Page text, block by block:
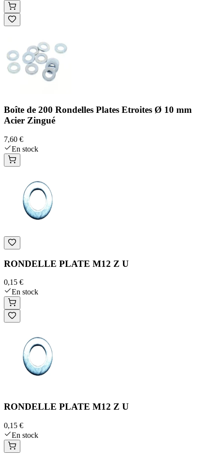
Boîte de 200 Rondelles Plates Etroites Ø 10 mm
Acier Zingué
7,60 €
En stock
RONDELLE PLATE M12 Z U
0,15 €
En stock
RONDELLE PLATE M12 Z U
0,15 €
En stock